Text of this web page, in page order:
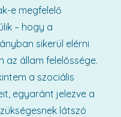
e megfelelő
– hogy a
sikerül elérni
az állam felelőssége.
a szociális
egyaránt jelezve a
látszó